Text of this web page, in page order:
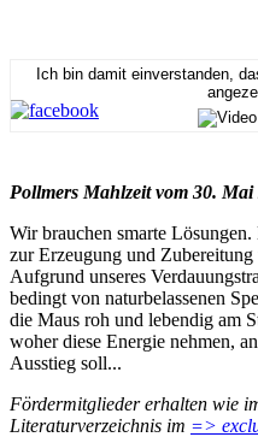
Ich bin damit einverstanden,
Pollmers Mahlzeit vom 30. Mai
Wir brauchen smarte
zur Erzeugung und
Aufgrund unseres
bedingt von naturbelassenen
die Maus roh und lebendig am
woher diese Energie nehmen,
Ausstieg soll...
Fördermitglieder erhalten wie
Literaturverzeichnis im =>